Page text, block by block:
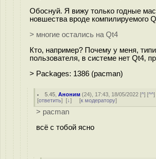
Обоснуй. Я вижу только годные
новшества вроде компилируемого
> многие остались на Qt4
Кто, например? Почему у меня,
пользователя, в системе нет Qt4,
> Packages: 1386 (pacman)
5.45 ,Аноним (24), 17:43, 18/05/2022 [^] [^^]
[ответить] [↓] [к модератору]
> pacman
всё с тобой ясно